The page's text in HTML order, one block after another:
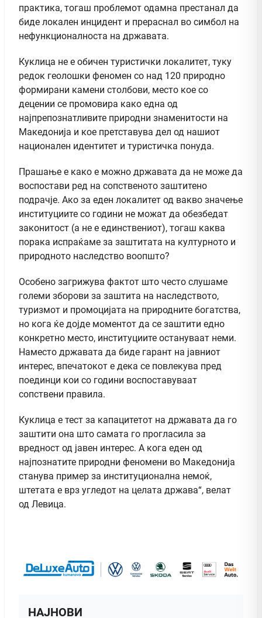
практика, тогаш проблемот одамна престанал да
биде локален инцидент и прераснал во симбол на
нефункционалноста на државата.
Куклица не е обичен туристички локалитет, туку
редок геолошки феномен со над 120 природно
формирани камени столбови, место кое со
децении се промовира како една од
најпрепознатливите природни знаменитости на
Македонија и кое претставува дел од нашиот
национален идентитет и туристичка понуда.
Прашање е како е можно државата да не може да
воспостави ред на сопственото заштитено
подрачје. Ако за еден локалитет од вакво значење
институциите со години не можат да обезбедат
законитост (а не е единствениот), тогаш каква
порака испраќаме за заштитата на културното и
природното наследство воопшто?
Особено загрижува фактот што често слушаме
големи зборови за заштита на наследството,
туризмот и промоцијата на природните богатства,
но кога ќе дојде моментот да се заштити едно
конкретно место, институциите остануваат неми.
Наместо државата да биде гарант на јавниот
интерес, впечатокот е дека се повлекува пред
поединци кои со години воспоставуваат
сопствени правила.
Куклица е тест за капацитетот на државата да го
заштити она што самата го прогласила за
вредност од јавен интерес. А кога еден од
најпознатите природни феномени во Македонија
станува пример за институционална немоќ,
штетата е врз угледот на целата држава“, велат
од Левица.
НАЈНОВИ